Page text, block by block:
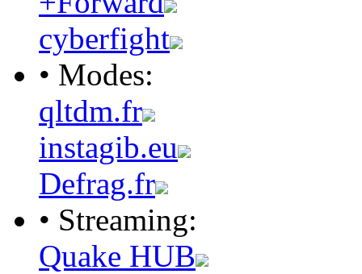
cyberfight
• Modes:
qltdm.fr
instagib.eu
Defrag.fr
• Streaming:
Quake HUB